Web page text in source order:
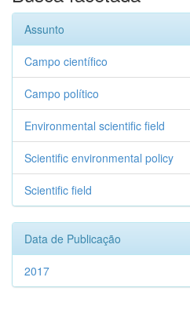
Assunto
Campo científico
Campo político
Environmental scientific field
Scientific environmental policy
Scientific field
Data de Publicação
2017